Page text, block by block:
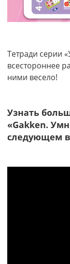
Тетради серии
всестороннее
ними весело!
Узнать
«Gakken.
следующем